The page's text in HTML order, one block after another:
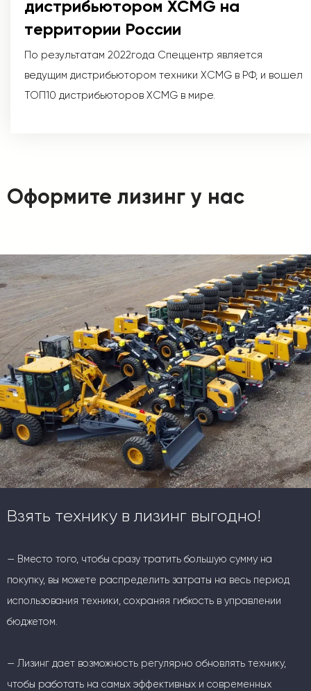
дистрибьютором XCMG на
территории России
По результатам 2022года Спеццентр является
ведущим дистрибьютором техники XCMG в РФ, и вошел
ТОП10 дистрибьюторов XCMG в мире.
Оформите лизинг у нас
Взять технику в лизинг выгодно!
— Вместо того, чтобы сразу тратить большую сумму на
покупку, вы можете распределить затраты на весь период
использования техники, сохраняя гибкость в управлении
бюджетом.
— Лизинг дает возможность регулярно обновлять технику,
чтобы работать на самых эффективных и современных